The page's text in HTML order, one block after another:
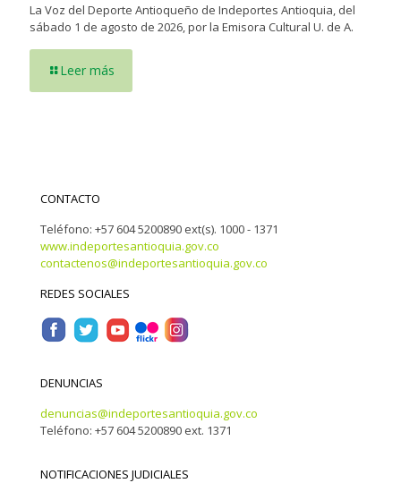
La Voz del Deporte Antioqueño de Indeportes Antioquia, del
sábado 1 de agosto de 2026, por la Emisora Cultural U. de A.
Leer más
CONTACTO
Teléfono: +57 604 5200890 ext(s). 1000 - 1371
www.indeportesantioquia.gov.co
contactenos@indeportesantioquia.gov.co
REDES SOCIALES
DENUNCIAS
denuncias@indeportesantioquia.gov.co
Teléfono: +57 604 5200890 ext. 1371
NOTIFICACIONES JUDICIALES